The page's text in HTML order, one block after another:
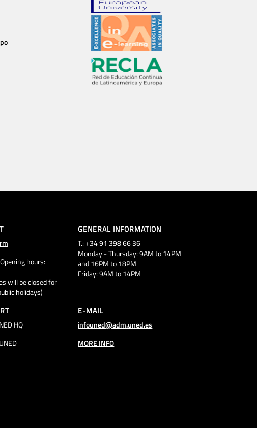
hours:
will be closed for
holidays)
GENERAL INFORMATION
T.: +34 91 398 66 36
Monday - Thursday: 9AM to 14PM
and 16PM to 18PM
Friday: 9AM to 14PM
HQ
E-MAIL
infouned@adm.uned.es
MORE INFO